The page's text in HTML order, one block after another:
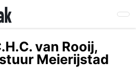
van Rooij,
Meierijstad